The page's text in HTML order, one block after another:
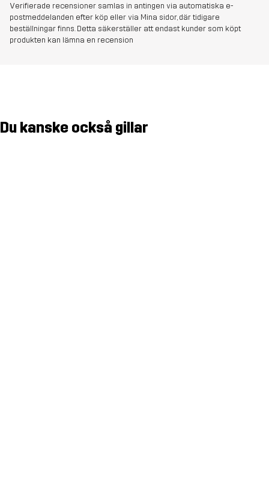
Verifierade recensioner samlas in antingen via automatiska e-
postmeddelanden efter köp eller via Mina sidor, där tidigare
beställningar finns. Detta säkerställer att endast kunder som köpt
produkten kan lämna en recension
Du kanske också gillar